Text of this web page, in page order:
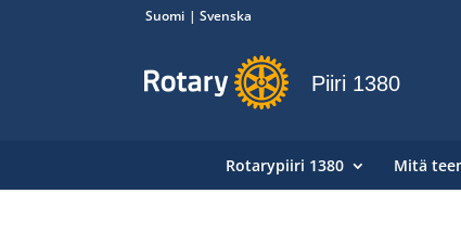
Suomi Svenska
Piiri 1380
Rotarypiiri 1380 Mitä